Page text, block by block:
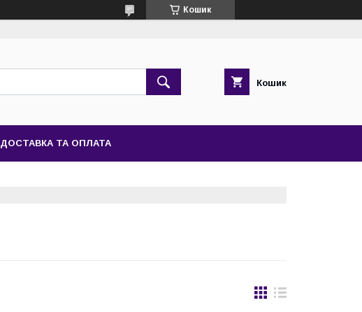
Кошик
Кошик
ДОСТАВКА ТА ОПЛАТА